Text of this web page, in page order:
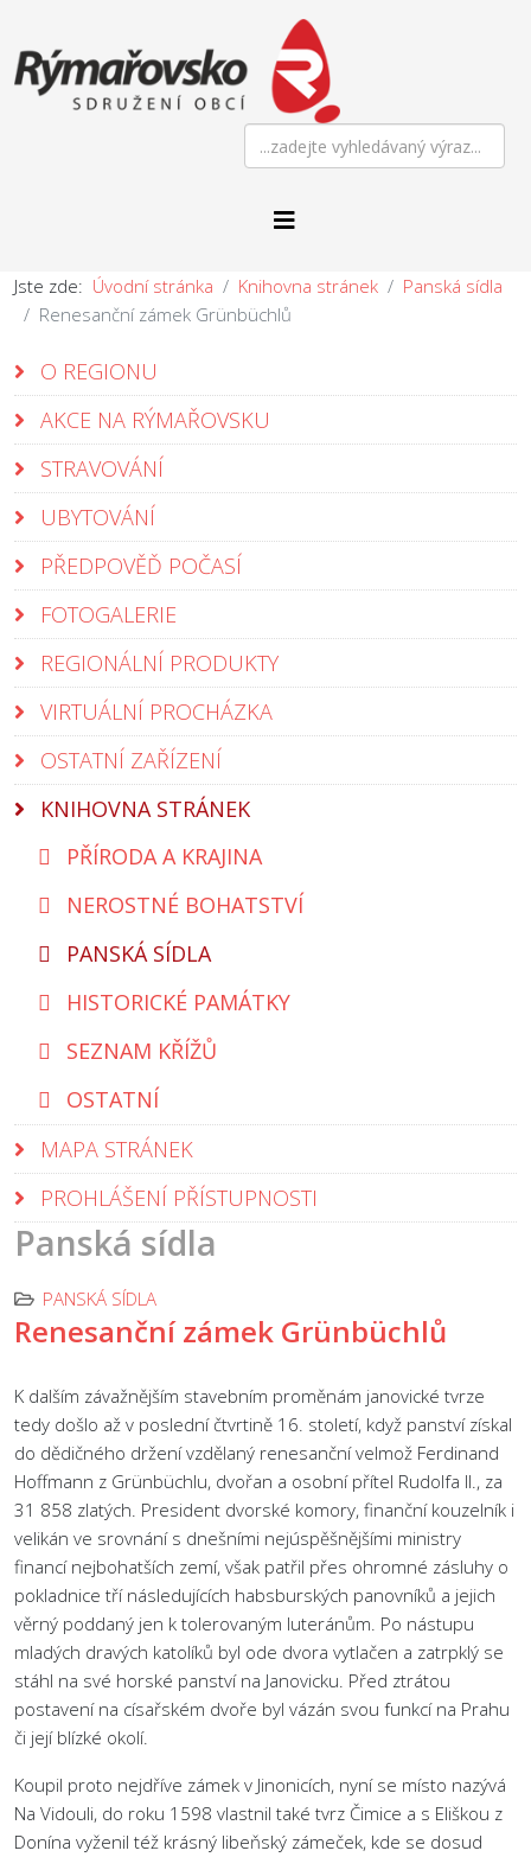
Jste zde: Úvodní stránka Knihovna stránek
Panská sídla
Renesanční zámek Grünbüchlů
O REGIONU
AKCE NA RÝMAŘOVSKU
STRAVOVÁNÍ
UBYTOVÁNÍ
PŘEDPOVĚĎ POČASÍ
FOTOGALERIE
REGIONÁLNÍ PRODUKTY
VIRTUÁLNÍ PROCHÁZKA
OSTATNÍ ZAŘÍZENÍ
KNIHOVNA STRÁNEK
PŘÍRODA A KRAJINA
NEROSTNÉ BOHATSTVÍ
PANSKÁ SÍDLA
HISTORICKÉ PAMÁTKY
SEZNAM KŘÍŽŮ
OSTATNÍ
MAPA STRÁNEK
PROHLÁŠENÍ PŘÍSTUPNOSTI
Panská sídla
PANSKÁ SÍDLA
Renesanční zámek Grünbüchlů
K dalším závažnějším stavebním proměnám janovické tvrze
tedy došlo až v poslední čtvrtině 16. století, když panství získal
do dědičného držení vzdělaný renesanční velmož Ferdinand
Hoffmann z Grünbüchlu, dvořan a osobní přítel Rudolfa II., za
31 858 zlatých. President dvorské komory, finanční kouzelník i
velikán ve srovnání s dnešními nejúspěšnějšími ministry
financí nejbohatších zemí, však patřil přes ohromné zásluhy o
pokladnice tří následujících habsburských panovníků a jejich
věrný poddaný jen k tolerovaným luteránům. Po nástupu
mladých dravých katolíků byl ode dvora vytlačen a zatrpklý se
stáhl na své horské panství na Janovicku. Před ztrátou
postavení na císařském dvoře byl vázán svou funkcí na Prahu
či její blízké okolí.
Koupil proto nejdříve zámek v Jinonicích, nyní se místo nazývá
Na Vidouli, do roku 1598 vlastnil také tvrz Čimice a s Eliškou z
Donína vyženil též krásný libeňský zámeček, kde se dosud